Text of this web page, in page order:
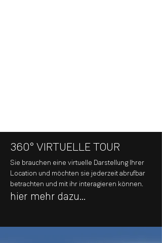
360° VIRTUELLE TOUR
Sie brauchen eine virtuelle Darstellung Ihrer
Location und möchten sie jederzeit abrufbar
betrachten und mit ihr interagieren können.
hier mehr dazu...